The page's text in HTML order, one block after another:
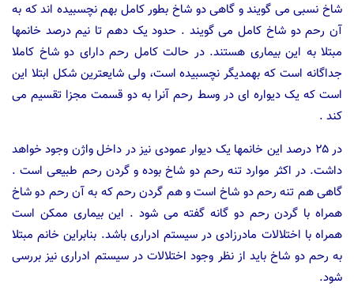
شاخ نسبی می گویند و گاهی دو شاخ بطور کامل بهم نچسبیده اند که به
آن رحم دو شاخ کامل می گویند . حدود یک دهم تا نیم درصد خانمها
مبتلا به این بیماری هستند. در حالت کامل رحم دارای دو شاخ کاملا
جداگانه است که بهمدیگر نچسبیده است، ولی شایعترین شکل ابتلا این
است که یک دیواره ای در وسط رحم آنرا به دو قسمت مجزا تقسیم می
کند .
در ۲۵ درصد این خانمها یک دیوار عمودی نیز در داخل واژن وجود خواهد
داشت. در اکثر موارد تنه رحم دو شاخ بوده و گردن رحم طبیعی است .
گاهی هم تنه رحم دو شاخ است و هم گردن رحم که به آن رحم دو شاخ
همراه با گردن رحم دو گانه گفته می شود . این بیماری ممکن است
همراه با اختلالات مادرزادی در سیستم ادراری باشد. بنابراین خانم مبتلا
به رحم دو شاخ باید از نظر وجود اختلالات در سیستم ادراری نیز بررسی
شود.